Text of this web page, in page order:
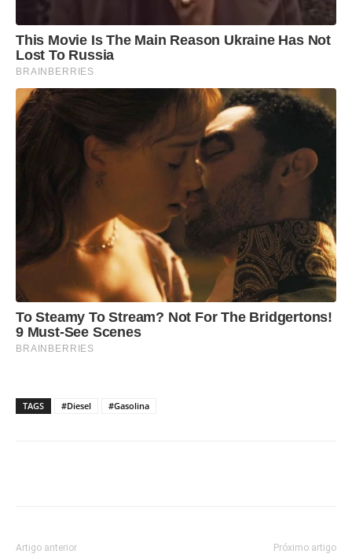
TAGS #Diesel #Gasolina
Artigo anterior Próximo artigo